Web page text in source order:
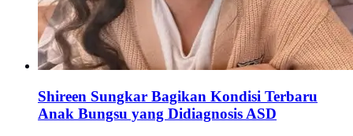
Shireen Sungkar Bagikan Kondisi Terbaru
Anak Bungsu yang Didiagnosis ASD